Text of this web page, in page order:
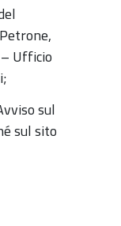
Ufficio
sul
sul sito